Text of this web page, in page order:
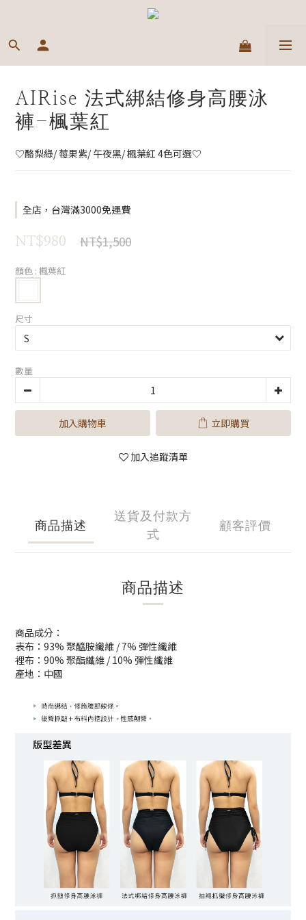
AIRise 法式綁結修身高腰泳
褲-楓葉紅
♡酪梨綠/ 莓果紫/ 午夜黑/ 楓葉紅 4色可選♡
全店，台灣滿3000免運費
NT$980 NT$1,500
顏色 : 楓葉紅
尺寸
數量
加入購物車 立即購買
加入追蹤清單
商品描述
送貨及付款方
式
顧客評價
商品描述
商品成分：
表布：93% 聚醯胺纖維 / 7% 彈性纖維
裡布：90% 聚酯纖維 / 10% 彈性纖維
產地：中國